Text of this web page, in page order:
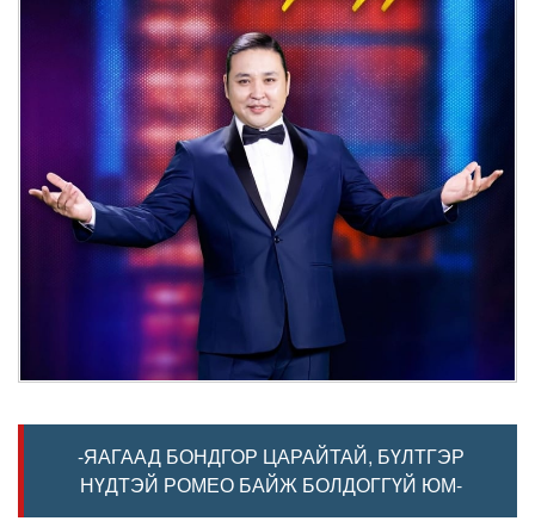
-ЯАГААД БОНДГОР ЦАРАЙТАЙ, БҮЛТГЭР
НҮДТЭЙ РОМЕО БАЙЖ БОЛДОГГҮЙ ЮМ-